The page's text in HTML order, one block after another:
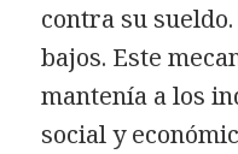
contra su
bajos. Este
mantenía a los
social y